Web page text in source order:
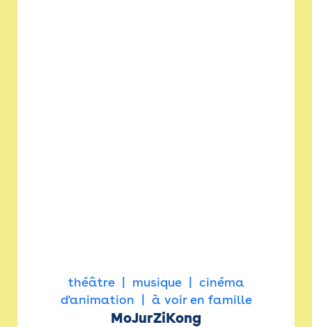
théâtre musique
cinéma
d'animation
à voir en famille
MoJurZiKong